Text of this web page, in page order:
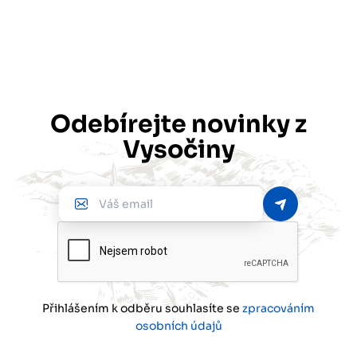
Odebírejte novinky z
Vysočiny
Přihlášením k odběru souhlasíte se zpracováním
osobních údajů